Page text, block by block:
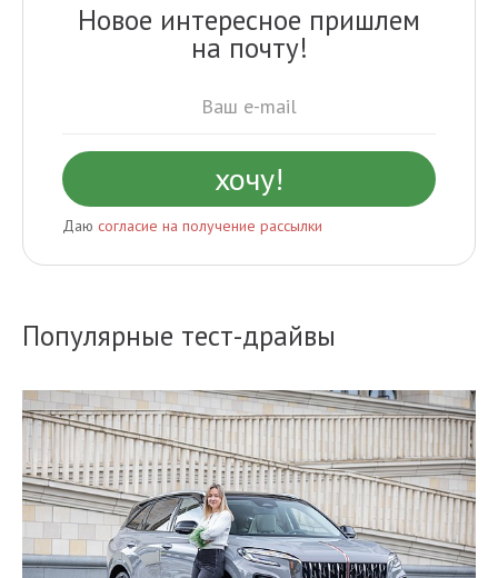
Новое интересное пришлем
на почту!
Даю согласие на получение рассылки
Популярные тест-драйвы